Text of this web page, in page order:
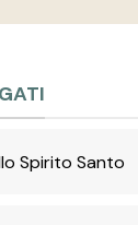
Spirito Santo